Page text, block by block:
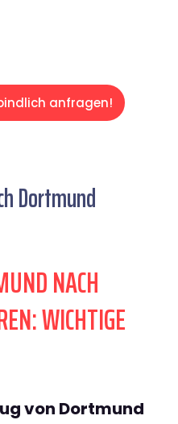
anfragen!
Dortmund
NACH
WICHTIGE
von Dortmund